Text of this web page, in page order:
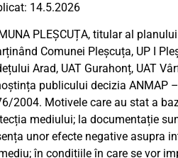
14.5.2026
PLEȘCUȚA, titular al
Comunei Pleșcuța, UP I
Arad, UAT Gurahonț, UAT
publicului decizia ANMAP
2004. Motivele care au stat a
mediului; la documentație
unor efecte negative asupra
în condițiile în care se vor